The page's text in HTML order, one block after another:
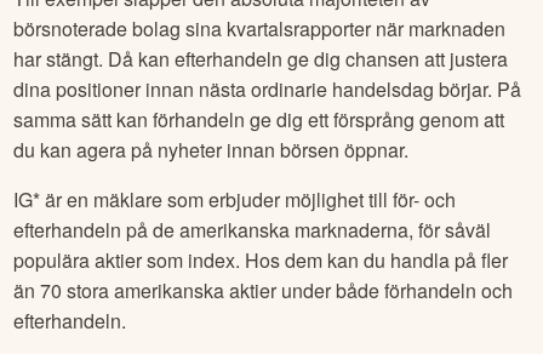
börsnoterade bolag sina kvartalsrapporter när marknaden
har stängt. Då kan efterhandeln ge dig chansen att justera
dina positioner innan nästa ordinarie handelsdag börjar. På
samma sätt kan förhandeln ge dig ett försprång genom att
du kan agera på nyheter innan börsen öppnar.
IG* är en mäklare som erbjuder möjlighet till för- och
efterhandeln på de amerikanska marknaderna, för såväl
populära aktier som index. Hos dem kan du handla på fler
än 70 stora amerikanska aktier under både förhandeln och
efterhandeln.